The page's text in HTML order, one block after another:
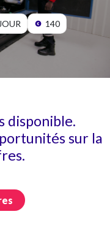
JOUR 140
disponible.
sur la